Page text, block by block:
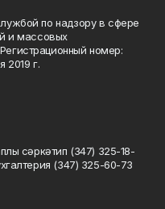
по надзору в сфере
и массовых
номер:
г.
сәркәтип (347) 325-18-
(347) 325-60-73